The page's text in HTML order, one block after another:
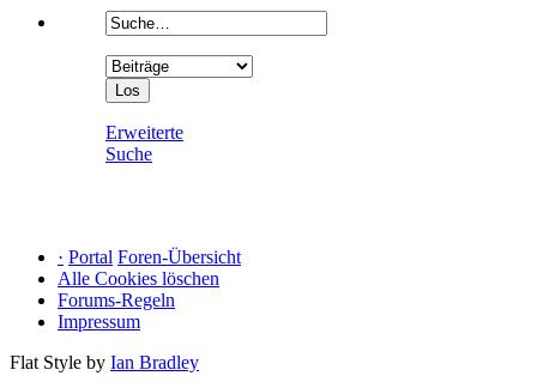
Erweiterte
Suche
· Portal Foren-Übersicht
Alle Cookies löschen
Forums-Regeln
Impressum
Flat Style by Ian Bradley